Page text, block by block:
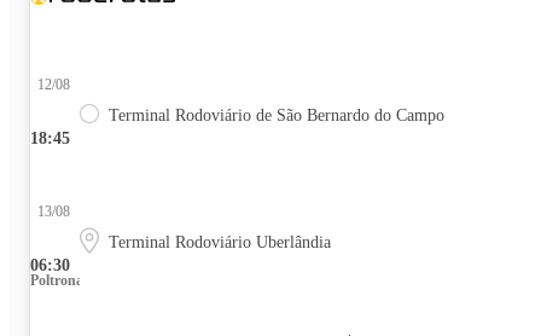
18:45
12/08
Terminal Rodoviário de São Bernardo do Campo
06:30
13/08
Terminal Rodoviário Uberlândia
Poltrona